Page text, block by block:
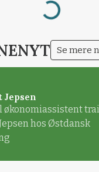
Loading...
Se mere
Jepsen
økonomiassistent
hos Østdansk